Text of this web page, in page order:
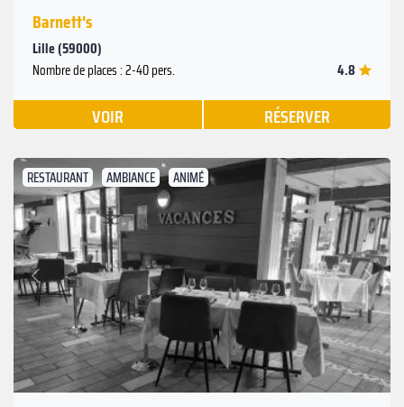
Barnett's
Lille (59000)
Nombre de places : 2-40 pers. 4.8
VOIR RÉSERVER
RESTAURANT AMBIANCE ANIMÉ
Précédent
Suivant